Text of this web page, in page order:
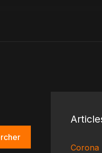
Corona